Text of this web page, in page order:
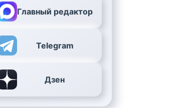
Главный редактор
Telegram
Дзен